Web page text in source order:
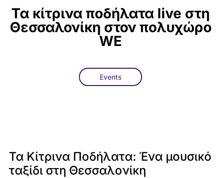
Τα κίτρινα ποδήλατα live στη
Θεσσαλονίκη στον πολυχώρο
WE
Events
Τα Κίτρινα Ποδήλατα: Ένα μουσικό
ταξίδι στη Θεσσαλονίκη